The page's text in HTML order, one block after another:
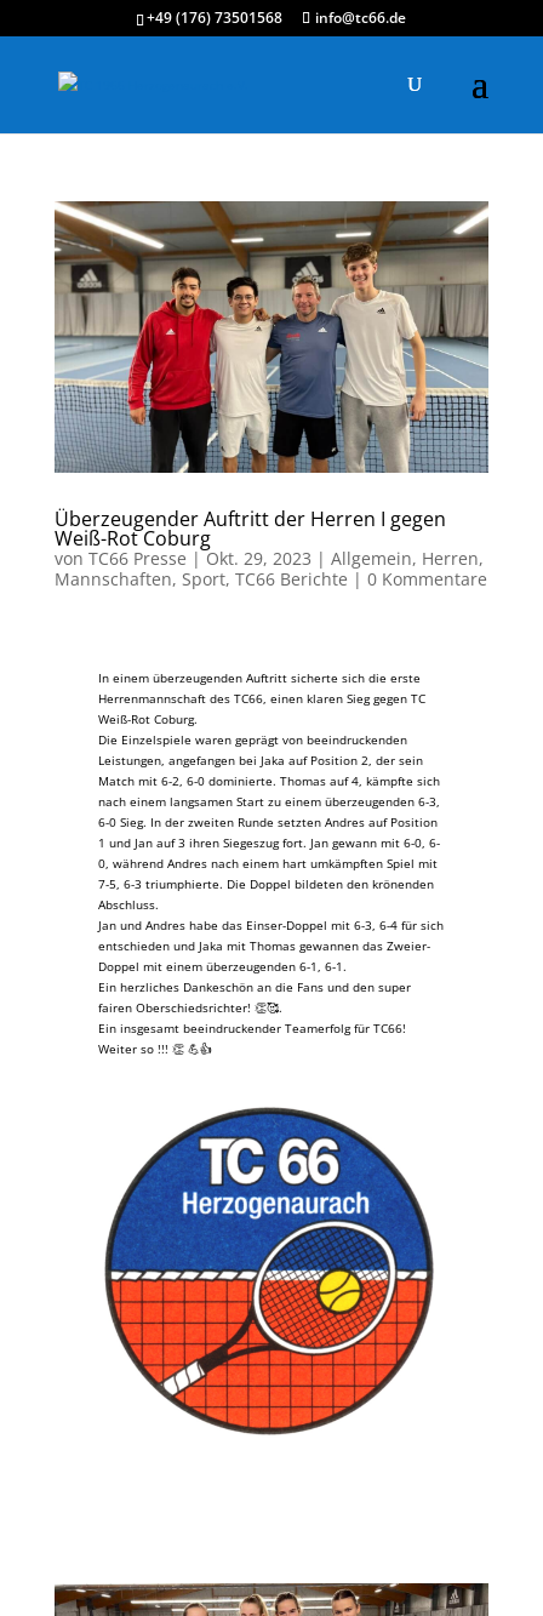
+49 (176) 73501568 info@tc66.de
Überzeugender Auftritt der Herren I gegen
Weiß-Rot Coburg
von TC66 Presse |Okt. 29, 2023 | Allgemein, Herren,
Mannschaften, Sport, TC66 Berichte | 0 Kommentare
In einem überzeugenden Auftritt sicherte sich die erste
Herrenmannschaft des TC66, einen klaren Sieg gegen TC
Weiß-Rot Coburg.
Die Einzelspiele waren geprägt von beeindruckenden
Leistungen, angefangen bei Jaka auf Position 2, der sein
Match mit 6-2, 6-0 dominierte. Thomas auf 4, kämpfte sich
nach einem langsamen Start zu einem überzeugenden 6-3,
6-0 Sieg. In der zweiten Runde setzten Andres auf Position
1 und Jan auf 3 ihren Siegeszug fort. Jan gewann mit 6-0, 6-
0, während Andres nach einem hart umkämpften Spiel mit
7-5, 6-3 triumphierte. Die Doppel bildeten den krönenden
Abschluss.
Jan und Andres habe das Einser-Doppel mit 6-3, 6-4 für sich
entschieden und Jaka mit Thomas gewannen das Zweier-
Doppel mit einem überzeugenden 6-1, 6-1.
Ein herzliches Dankeschön an die Fans und den super
fairen Oberschiedsrichter! 👏🥰.
Ein insgesamt beeindruckender Teamerfolg für TC66!
Weiter so !!! 👏 💪👍